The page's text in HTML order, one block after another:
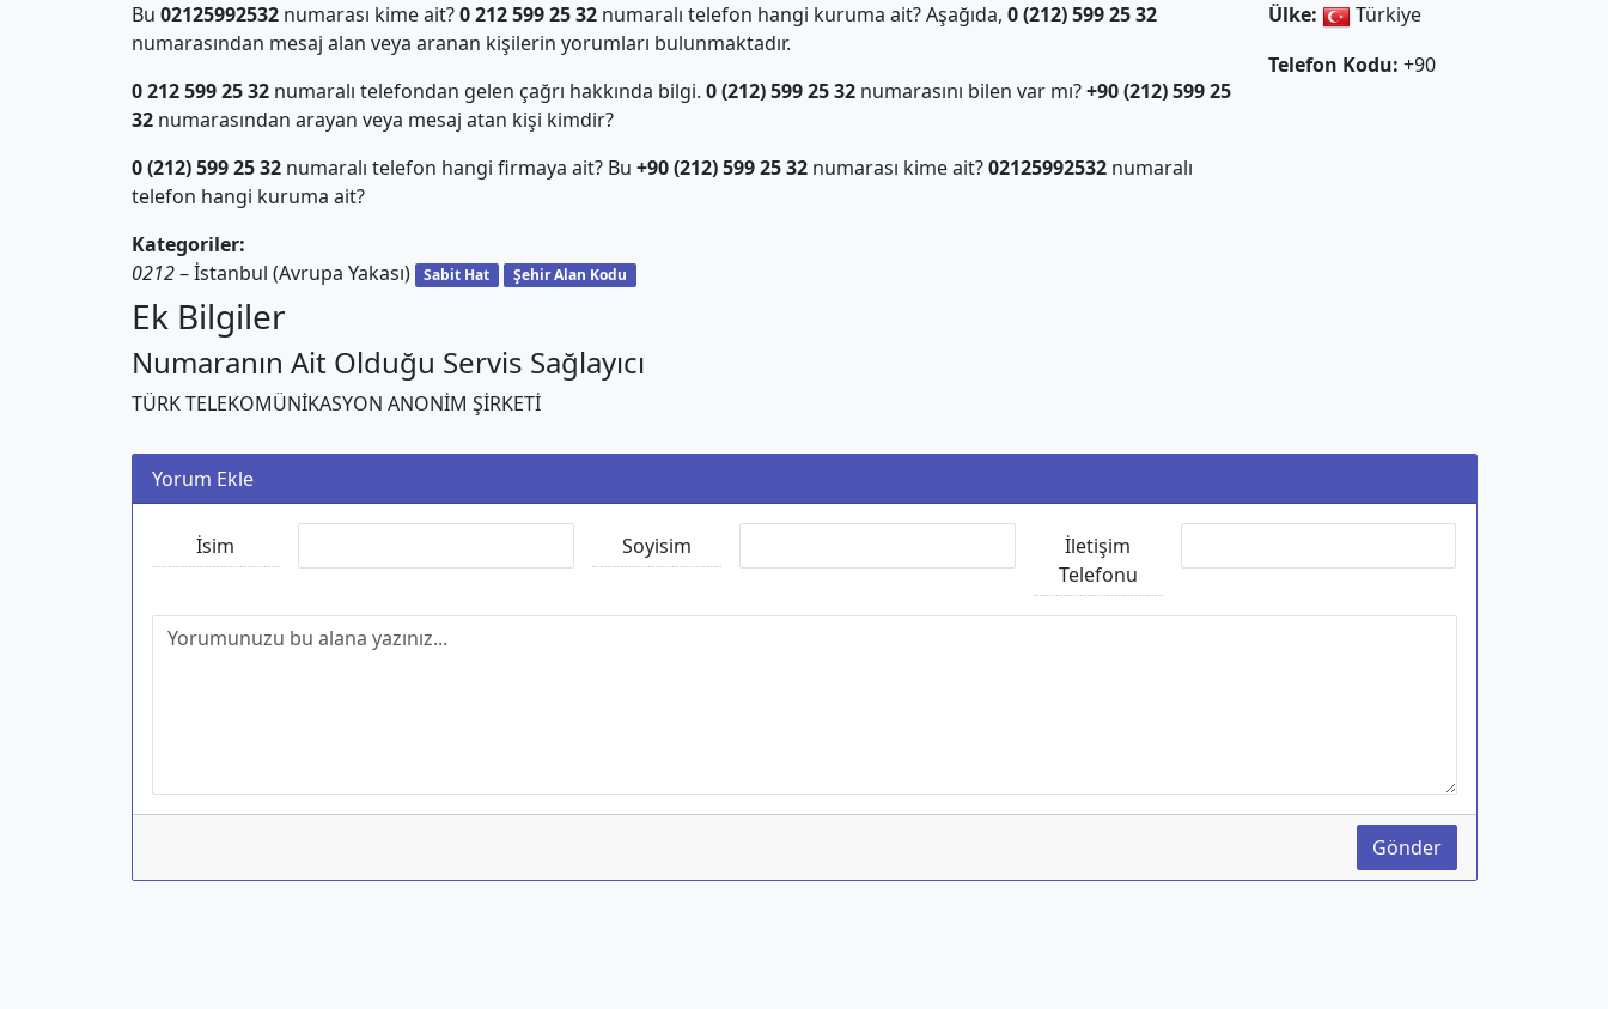
Bu 02125992532numarası kime ait?0 212 599 25 32numaralı telefon hangi kuruma ait? Aşağıda, 0 (212) 599 25 32
numarasından mesaj alan veya aranan kişilerin yorumları bulunmaktadır.
0 212 599 25 32numaralı telefondan gelen çağrı hakkında bilgi. 0 (212) 599 25 32numarasını bilen var mı?+90 (212) 599 25
32numarasından arayan veya mesaj atan kişi kimdir?
0 (212) 599 25 32numaralı telefon hangi firmaya ait? Bu +90 (212) 599 25 32numarası kime ait?02125992532numaralı
telefon hangi kuruma ait?
Kategoriler:
0212– İstanbul (Avrupa Yakası) Sabit Hat Şehir Alan Kodu
Ülke:
Türkiye
Telefon Kodu: +90
Ek Bilgiler
Numaranın Ait Olduğu Servis Sağlayıcı
TÜRK TELEKOMÜNİKASYON ANONİM ŞİRKETİ
Yorum Ekle
İsim Soyisim
İletişim
Telefonu
Gönder